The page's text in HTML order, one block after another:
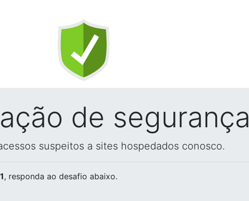
de segurança
suspeitos a sites hospedados conosco.
, responda ao desafio abaixo.